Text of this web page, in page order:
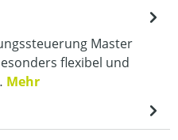
Master
flexibel und
Mehr